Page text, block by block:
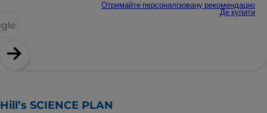
Отримайте персоналізовану рекомендацію
Де купити
Hill’s SCIENCE PLAN